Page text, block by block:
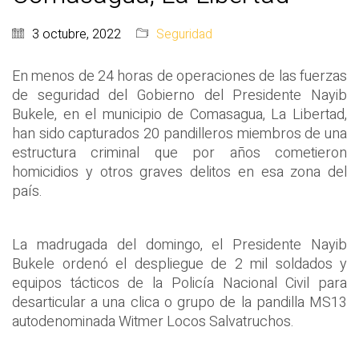
3 octubre, 2022 Seguridad
En menos de 24 horas de operaciones de las fuerzas
de seguridad del Gobierno del Presidente Nayib
Bukele, en el municipio de Comasagua, La Libertad,
han sido capturados 20 pandilleros miembros de una
estructura criminal que por años cometieron
homicidios y otros graves delitos en esa zona del
país.
La madrugada del domingo, el Presidente Nayib
Bukele ordenó el despliegue de 2 mil soldados y
equipos tácticos de la Policía Nacional Civil para
desarticular a una clica o grupo de la pandilla MS13
autodenominada Witmer Locos Salvatruchos.